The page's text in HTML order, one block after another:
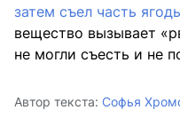
затем съел часть
вещество вызывает
не могли съесть и не
Автор текста: Софья